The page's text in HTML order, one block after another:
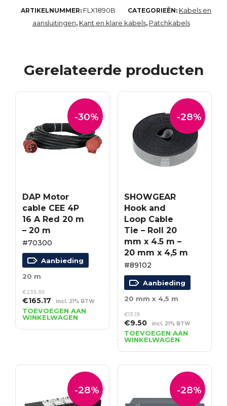
ARTIKELNUMMER: FLX1890B CATEGORIEËN: Kabels en
aansluitingen, Kant en klare kabels, Patchkabels
Gerelateerde producten
-30%
DAP Motor
cable CEE 4P
16 A Red 20 m
– 20 m
#70300
Aanbieding
20 m
€235.95
Oorspronkelijke
prijs
was:
€235.95.
€165.17Huidige
prijs
is:
€165.17.
incl. 21% BTW
TOEVOEGEN AAN
WINKELWAGEN
-28%
SHOWGEAR
Hook and
Loop Cable
Tie – Roll 20
mm x 4.5 m –
20 mm x 4,5 m
#89102
Aanbieding
20 mm x 4,5 m
€13.19
Oorspronkelijke
prijs
was:
€13.19.
€9.50Huidige
prijs
is:
€9.50.
incl. 21% BTW
TOEVOEGEN AAN
WINKELWAGEN
-28% -28%